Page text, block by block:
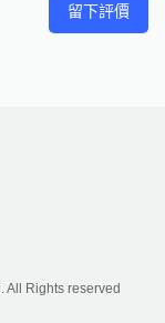
留下評價
All Rights reserved